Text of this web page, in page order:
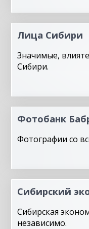
Лица Сибири
Значимые,
Сибири.
Фотобанк
Фотографии со
Сибирский
Сибирская
независимо.